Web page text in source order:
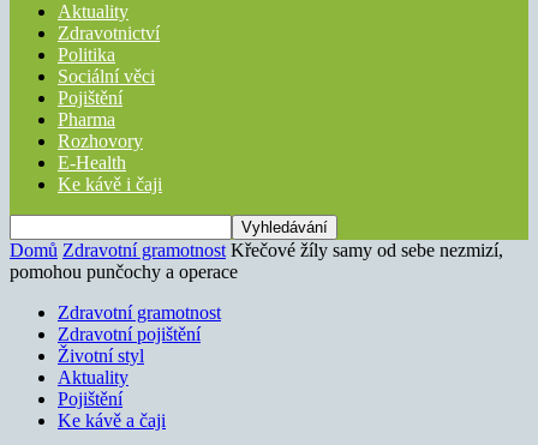
Aktuality
Zdravotnictví
Politika
Sociální věci
Pojištění
Pharma
Rozhovory
E-Health
Ke kávě i čaji
Domů Zdravotní gramotnost Křečové žíly samy od sebe nezmizí,
pomohou punčochy a operace
Zdravotní gramotnost
Zdravotní pojištění
Životní styl
Aktuality
Pojištění
Ke kávě a čaji